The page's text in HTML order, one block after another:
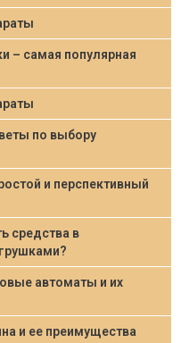
– самая популярная
по выбору
и перспективный
средства в
автоматы и их
и ее преимущества